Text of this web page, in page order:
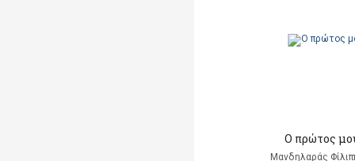
Ο πρώτος
Μανδηλαράς